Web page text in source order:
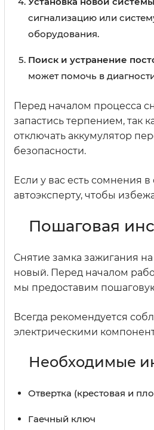
сигнализацию или
оборудования.
Поиск и устранение
может помочь в
Перед началом процесса
запастись терпением, так
отключать аккумулятор
безопасности.
Если у вас есть сомнения
автоэксперту, чтобы
Пошаговая
Снятие замка зажигания
новый. Перед началом
мы предоставим
Всегда рекомендуется
электрическими
Необходимые
Отвертка (крестовая и
Гаечный ключ